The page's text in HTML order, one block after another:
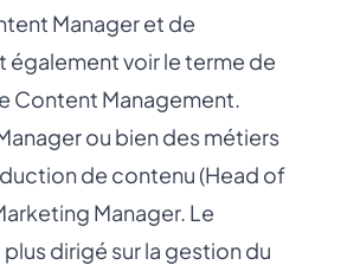
Manager et de
également voir le terme de
Content Management.
ou bien des métiers
de contenu (Head of
Manager. Le
dirigé sur la gestion du